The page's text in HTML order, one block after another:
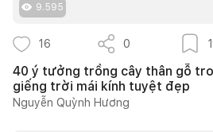
9.595
16 0
40 ý tưởng trồng cây thân gỗ
giếng trời mái kính tuyệt đẹp
Nguyễn Quỳnh Hương